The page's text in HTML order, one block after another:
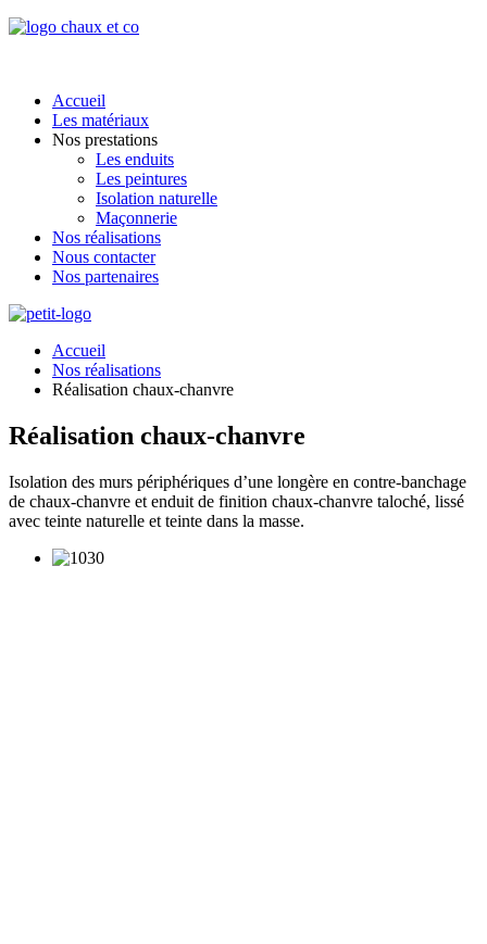
Accueil
Les matériaux
Nos prestations
Les enduits
Les peintures
Isolation naturelle
Maçonnerie
Nos réalisations
Nous contacter
Nos partenaires
Accueil
Nos réalisations
Réalisation chaux-chanvre
Réalisation chaux-chanvre
Isolation des murs périphériques d’une longère en contre-banchage
de chaux-chanvre et enduit de finition chaux-chanvre taloché, lissé
avec teinte naturelle et teinte dans la masse.